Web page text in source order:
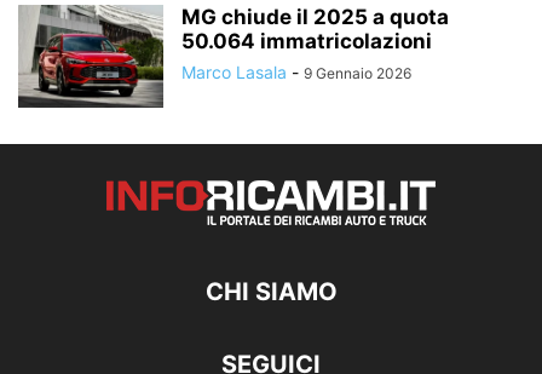
MG chiude il 2025 a quota
50.064 immatricolazioni
Marco Lasala - 9 Gennaio 2026
CHI SIAMO
SEGUICI